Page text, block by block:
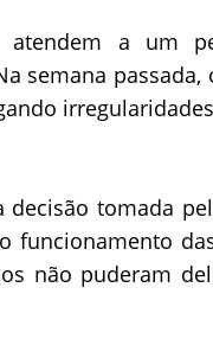
atendem a um
semana
decisão tomada
funcionamento
não puderam